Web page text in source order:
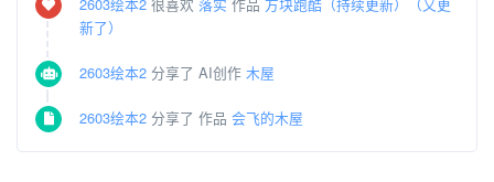
新了）
2603绘本2 分享了 AI创作 木屋
2603绘本2 分享了 作品 会飞的木屋